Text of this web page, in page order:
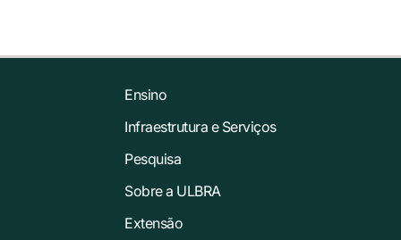
Ensino
Infraestrutura e Serviços
Pesquisa
Sobre a ULBRA
Extensão